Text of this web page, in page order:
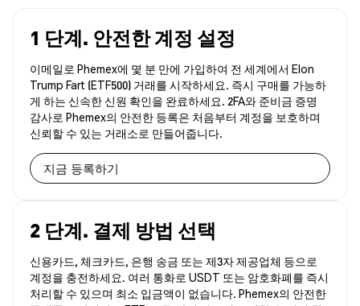
1 단계. 안전한 계정 설정
이메일로 Phemex에 몇 분 만에 가입하여 전 세계에서 Elon
Trump Fart (ETF500) 거래를 시작하세요. 즉시 구매를 가능하
게 하는 신속한 신원 확인을 완료하세요. 2FA와 준비금 증명
감사로 Phemex의 안전한 등록은 처음부터 계정을 보호하며
신뢰할 수 있는 거래소로 만들어줍니다.
지금 등록하기
2 단계. 결제 방법 선택
신용카드, 체크카드, 은행 송금 또는 제3자 제공업체 등으로
계정을 충전하세요. 여러 통화로 USDT 또는 암호화폐를 즉시
처리할 수 있으며 최소 입금액이 없습니다. Phemex의 안전한